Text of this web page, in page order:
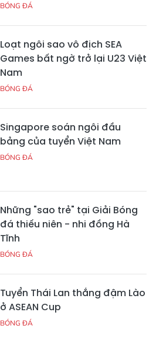
BÓNG ĐÁ
Loạt ngôi sao vô địch SEA
Games bất ngờ trở lại U23 Việt
Nam
BÓNG ĐÁ
Singapore soán ngôi đầu
bảng của tuyển Việt Nam
BÓNG ĐÁ
Những "sao trẻ" tại Giải Bóng
đá thiếu niên - nhi đồng Hà
Tĩnh
BÓNG ĐÁ
Tuyển Thái Lan thắng đậm Lào
ở ASEAN Cup
BÓNG ĐÁ